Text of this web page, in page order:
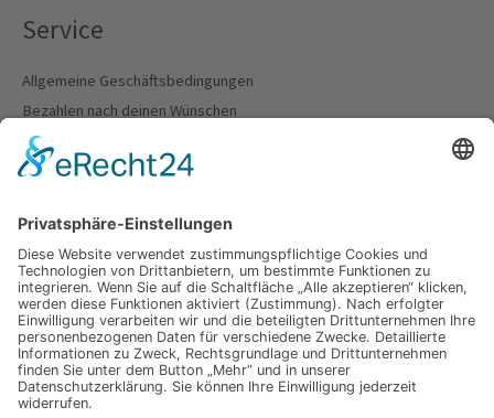
Service
Allgemeine Geschäftsbedingungen
Bezahlen nach deinen Wünschen
Lieferung und Versand
Richtlinie für Rückerstattungen
Nimm gerne Kontakt zu uns auf.
Wir nehmen uns Zeit für Dein Anliegen.
KONTAKT